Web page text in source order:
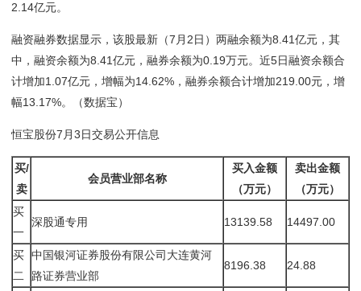
2.14亿元。
融资融券数据显示，该股最新（7月2日）两融余额为8.41亿元，其
中，融资余额为8.41亿元，融券余额为0.19万元。近5日融资余额合
计增加1.07亿元，增幅为14.62%，融券余额合计增加219.00元，增
幅13.17%。（数据宝）
恒宝股份7月3日交易公开信息
买/
卖
会员营业部名称
买入金额
（万元）
卖出金额
（万元）
买
一
深股通专用 13139.58 14497.00
买
二
中国银河证券股份有限公司大连黄河
路证券营业部
8196.38 24.88